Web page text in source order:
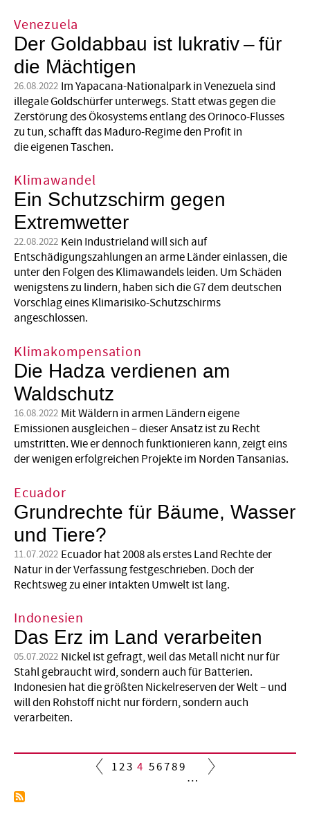
Venezuela
Der Goldabbau ist lukrativ – für
die Mächtigen
26.08.2022 Im Yapacana-Nationalpark in Venezuela sind
illegale Goldschürfer unterwegs. Statt etwas gegen die
Zerstörung des Ökosystems entlang des Orinoco-Flusses
zu tun, schafft das Maduro-Regime den Profit in
die eigenen Taschen.
Klimawandel
Ein Schutzschirm gegen
Extremwetter
22.08.2022 Kein Industrieland will sich auf
Entschädigungszahlungen an arme Länder einlassen, die
unter den Folgen des Klimawandels leiden. Um Schäden
wenigstens zu lindern, haben sich die G7 dem deutschen
Vorschlag eines Klimarisiko-Schutzschirms
angeschlossen.
Klimakompensation
Die Hadza verdienen am
Waldschutz
16.08.2022 Mit Wäldern in armen Ländern eigene
Emissionen ausgleichen – dieser Ansatz ist zu Recht
umstritten. Wie er dennoch funktionieren kann, zeigt eins
der wenigen erfolgreichen Projekte im Norden Tansanias.
Ecuador
Grundrechte für Bäume, Wasser
und Tiere?
11.07.2022 Ecuador hat 2008 als erstes Land Rechte der
Natur in der Verfassung festgeschrieben. Doch der
Rechtsweg zu einer intakten Umwelt ist lang.
Indonesien
Das Erz im Land verarbeiten
05.07.2022 Nickel ist gefragt, weil das Metall nicht nur für
Stahl gebraucht wird, sondern auch für Batterien.
Indonesien hat die größten Nickelreserven der Welt – und
will den Rohstoff nicht nur fördern, sondern auch
verarbeiten.
Seitennummerierung
Seite
1Seite
2Seite
3 Aktuelle
4 Seite
5Seite
6Seite
7Seite
8Seite
9
…